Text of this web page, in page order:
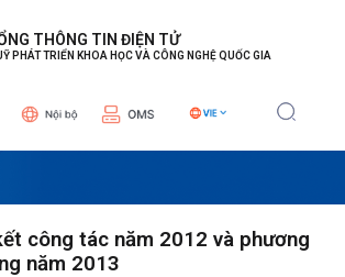
THÔNG TIN ĐIỆN TỬ
PHÁT TRIỂN KHOA HỌC VÀ CÔNG NGHỆ QUỐC GIA
công tác năm 2012 và phương
năm 2013